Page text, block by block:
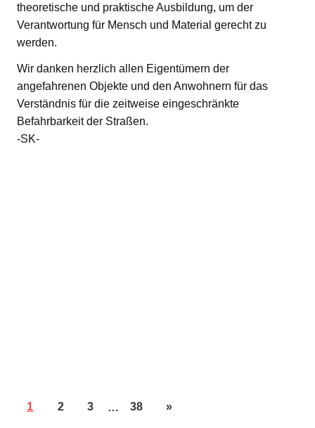
theoretische und praktische Ausbildung, um der
Verantwortung für Mensch und Material gerecht zu
werden.
Wir danken herzlich allen Eigentümern der
angefahrenen Objekte und den Anwohnern für das
Verständnis für die zeitweise eingeschränkte
Befahrbarkeit der Straßen.
-SK-
1 2 3 … 38 »